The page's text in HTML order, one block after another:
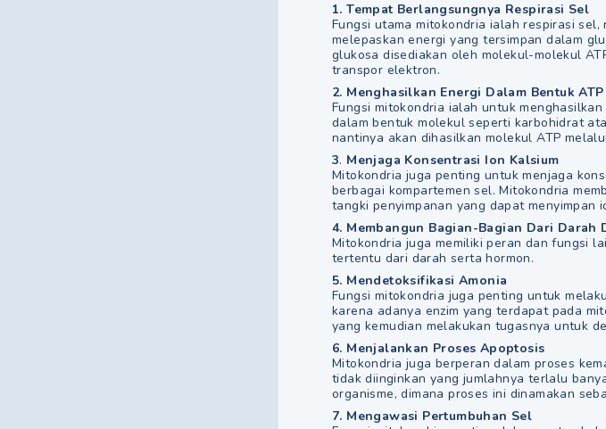
1. Tempat Berlangsungnya Respirasi Sel
Fungsi utama mitokondria ialah respirasi
melepaskan energi yang tersimpan dalam
glukosa disediakan oleh molekul-molekul
transpor elektron.
2. Menghasilkan Energi Dalam Bentuk ATP
Fungsi mitokondria ialah untuk
dalam bentuk molekul seperti karbohidrat
nantinya akan dihasilkan molekul ATP
3. Menjaga Konsentrasi Ion Kalsium
Mitokondria juga penting untuk menjaga
berbagai kompartemen sel. Mitokondria
tangki penyimpanan yang dapat menyimpan
4. Membangun Bagian-Bagian Dari Darah
Mitokondria juga memiliki peran dan fungsi
tertentu dari darah serta hormon.
5. Mendetoksifikasi Amonia
Fungsi mitokondria juga penting untuk
karena adanya enzim yang terdapat pada
yang kemudian melakukan tugasnya untuk
6. Menjalankan Proses Apoptosis
Mitokondria juga berperan dalam proses
tidak diinginkan yang jumlahnya terlalu
organisme, dimana proses ini dinamakan
7. Mengawasi Pertumbuhan Sel